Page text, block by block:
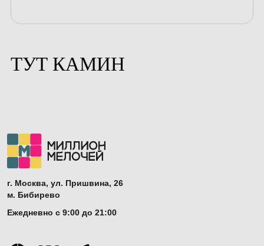
ТУТ КАМИН
г. Москва, ул. Пришвина, 26
м. Бибирево
Ежедневно с 9:00 до 21:00